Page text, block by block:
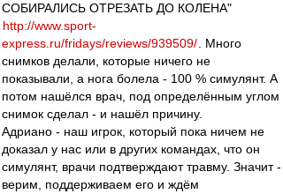
СОБИРАЛИСЬ ОТРЕЗАТЬ ДО КОЛЕНА"
http://www.sport-
express.ru/fridays/reviews/939509/ . Много
снимков делали, которые ничего не
показывали, а нога болела - 100 % симулянт. А
потом нашёлся врач, под определённым углом
снимок сделал - и нашёл причину.
Адриано - наш игрок, который пока ничем не
доказал у нас или в других командах, что он
симулянт, врачи подтверждают травму. Значит -
верим, поддерживаем его и ждём